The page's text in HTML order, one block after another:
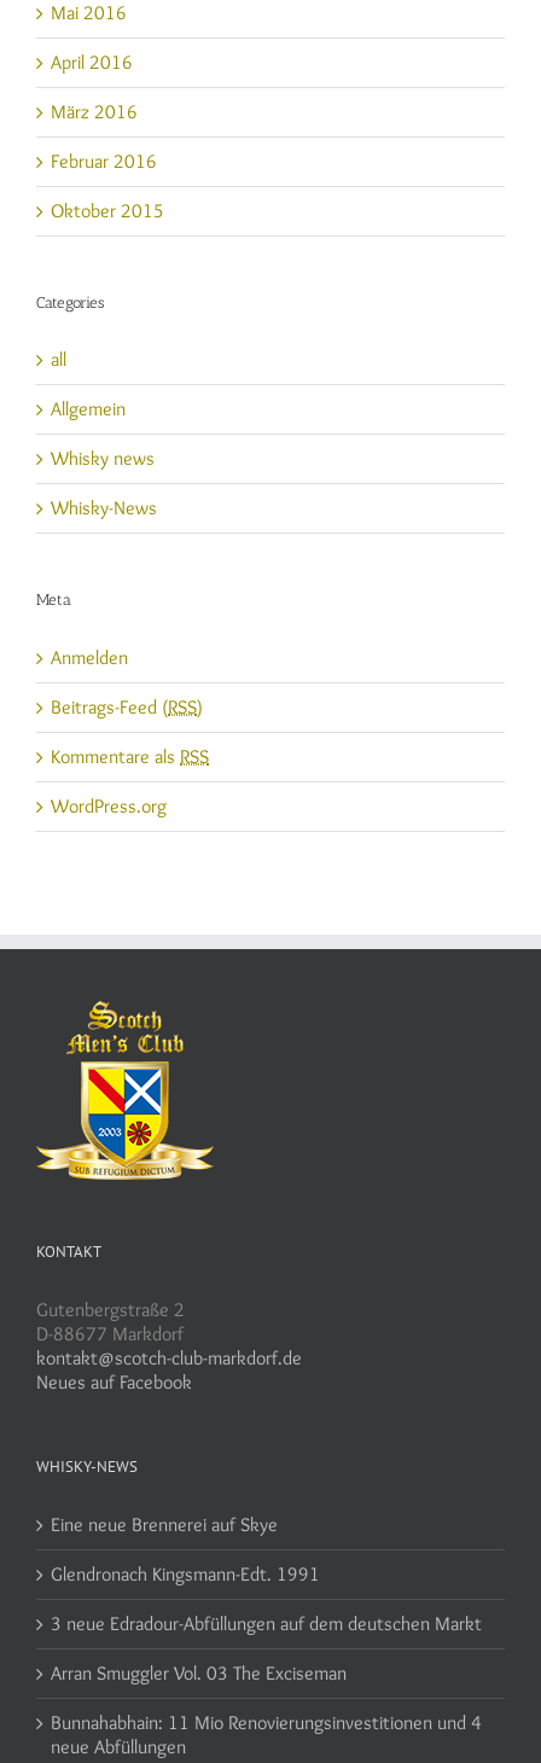
Mai 2016
April 2016
März 2016
Februar 2016
Oktober 2015
Categories
all
Allgemein
Whisky news
Whisky-News
Meta
Anmelden
Beitrags-Feed (RSS)
Kommentare als RSS
WordPress.org
KONTAKT
Gutenbergstraße 2
D-88677 Markdorf
kontakt@scotch-club-markdorf.de
Neues auf Facebook
WHISKY-NEWS
Eine neue Brennerei auf Skye
Glendronach Kingsmann-Edt. 1991
3 neue Edradour-Abfüllungen auf dem deutschen Markt
Arran Smuggler Vol. 03 The Exciseman
Bunnahabhain: 11 Mio Renovierungsinvestitionen und 4
neue Abfüllungen